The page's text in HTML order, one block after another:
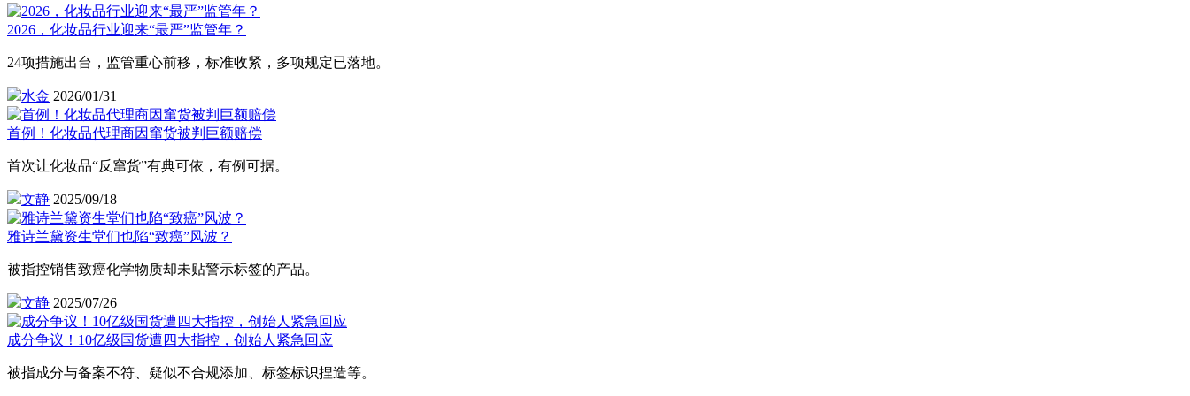
2026，化妆品行业迎来“最严”监管年？
24项措施出台，监管重心前移，标准收紧，多项规定已落地。
水金 2026/01/31
首例！化妆品代理商因窜货被判巨额赔偿
首次让化妆品“反窜货”有典可依，有例可据。
文静 2025/09/18
雅诗兰黛资生堂们也陷“致癌”风波？
被指控销售致癌化学物质却未贴警示标签的产品。
文静 2025/07/26
成分争议！10亿级国货遭四大指控，创始人紧急回应
被指成分与备案不符、疑似不合规添加、标签标识捏造等。